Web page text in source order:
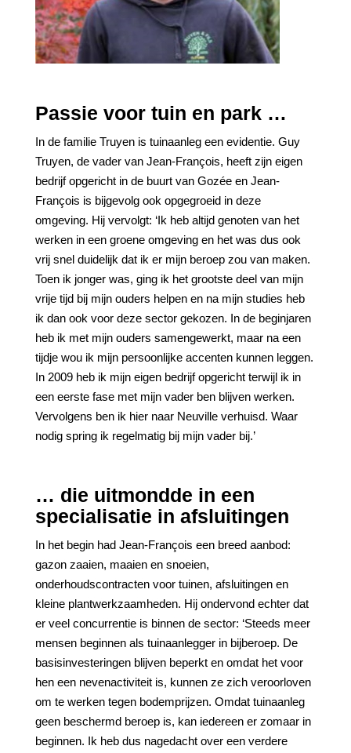
Passie voor tuin en park …
In de familie Truyen is tuinaanleg een evidentie. Guy
Truyen, de vader van Jean-François, heeft zijn eigen
bedrijf opgericht in de buurt van Gozée en Jean-
François is bijgevolg ook opgegroeid in deze
omgeving. Hij vervolgt: ‘Ik heb altijd genoten van het
werken in een groene omgeving en het was dus ook
vrij snel duidelijk dat ik er mijn beroep zou van maken.
Toen ik jonger was, ging ik het grootste deel van mijn
vrije tijd bij mijn ouders helpen en na mijn studies heb
ik dan ook voor deze sector gekozen. In de beginjaren
heb ik met mijn ouders samengewerkt, maar na een
tijdje wou ik mijn persoonlijke accenten kunnen leggen.
In 2009 heb ik mijn eigen bedrijf opgericht terwijl ik in
een eerste fase met mijn vader ben blijven werken.
Vervolgens ben ik hier naar Neuville verhuisd. Waar
nodig spring ik regelmatig bij mijn vader bij.’
… die uitmondde in een
specialisatie in afsluitingen
In het begin had Jean-François een breed aanbod:
gazon zaaien, maaien en snoeien,
onderhoudscontracten voor tuinen, afsluitingen en
kleine plantwerkzaamheden. Hij ondervond echter dat
er veel concurrentie is binnen de sector: ‘Steeds meer
mensen beginnen als tuinaanlegger in bijberoep. De
basisinvesteringen blijven beperkt en omdat het voor
hen een nevenactiviteit is, kunnen ze zich veroorloven
om te werken tegen bodemprijzen. Omdat tuinaanleg
geen beschermd beroep is, kan iedereen er zomaar in
beginnen. Ik heb dus nagedacht over een verdere